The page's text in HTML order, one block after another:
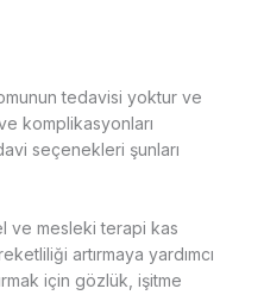
tedavisi yoktur ve
komplikasyonları
seçenekleri şunları
ve mesleki terapi kas
artırmaya yardımcı
için gözlük, işitme